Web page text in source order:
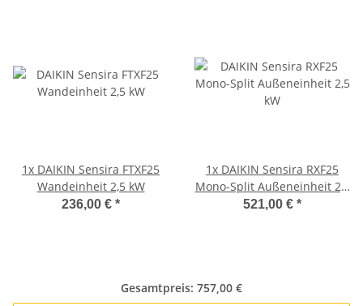
1x DAIKIN Sensira FTXF25
Wandeinheit 2,5 kW
236,00 € *
1x DAIKIN Sensira RXF25
Mono-Split Außeneinheit 2,5
kW
521,00 € *
Gesamtpreis: 757,00 €